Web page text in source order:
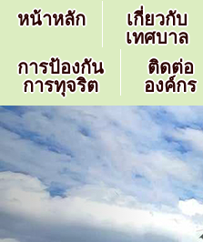
หน้าหลัก
เกี่ยวกับ
เทศบาล
การป้องกัน
การทุจริต
ติดต่อ
องค์กร